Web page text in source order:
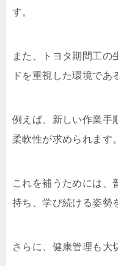
す。
また、トヨタ期間工の
ドを重視した環境であ
例えば、新しい作業手
柔軟性が求められます。
これを補うためには、
持ち、学び続ける姿勢
さらに、健康管理も大